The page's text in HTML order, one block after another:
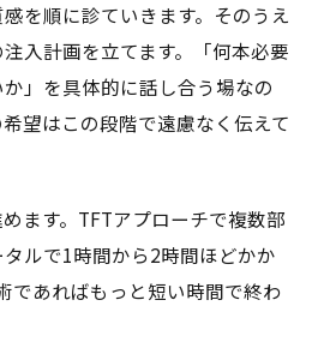
を順に診ていきます。そのうえ
入計画を立てます。「何本必要
」を具体的に話し合う場なの
望はこの段階で遠慮なく伝えて
ます。TFTアプローチで複数部
ルで1時間から2時間ほどかか
であればもっと短い時間で終わ